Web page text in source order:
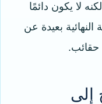
لا يكون دائمًا
بعيدة عن
حقائب.
إلى